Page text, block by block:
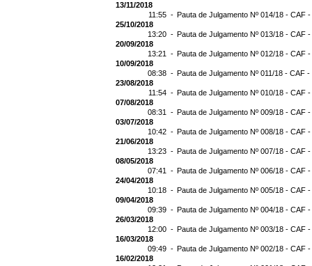
13/11/2018
11:55 - Pauta de Julgamento Nº 014/18 - CAF
25/10/2018
13:20 - Pauta de Julgamento Nº 013/18 - CAF
20/09/2018
13:21 - Pauta de Julgamento Nº 012/18 - CAF
10/09/2018
08:38 - Pauta de Julgamento Nº 011/18 - CAF
23/08/2018
11:54 - Pauta de Julgamento Nº 010/18 - CAF
07/08/2018
08:31 - Pauta de Julgamento Nº 009/18 - CAF
03/07/2018
10:42 - Pauta de Julgamento Nº 008/18 - CAF
21/06/2018
13:23 - Pauta de Julgamento Nº 007/18 - CAF
08/05/2018
07:41 - Pauta de Julgamento Nº 006/18 - CAF
24/04/2018
10:18 - Pauta de Julgamento Nº 005/18 - CAF
09/04/2018
09:39 - Pauta de Julgamento Nº 004/18 - CAF
26/03/2018
12:00 - Pauta de Julgamento Nº 003/18 - CAF
16/03/2018
09:49 - Pauta de Julgamento Nº 002/18 - CAF
16/02/2018